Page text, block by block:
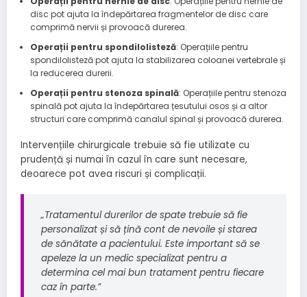
disc pot ajuta la îndepărtarea fragmentelor de disc care
comprimă nervii și provoacă durerea.
Operații pentru spondilolisteză: Operațiile pentru
spondilolisteză pot ajuta la stabilizarea coloanei vertebrale și
la reducerea durerii.
Operații pentru stenoza spinală: Operațiile pentru stenoza
spinală pot ajuta la îndepărtarea țesutului osos și a altor
structuri care comprimă canalul spinal și provoacă durerea.
Intervențiile chirurgicale trebuie să fie utilizate cu
prudență și numai în cazul în care sunt necesare,
deoarece pot avea riscuri și complicații.
„Tratamentul durerilor de spate trebuie să fie
personalizat și să țină cont de nevoile și starea
de sănătate a pacientului. Este important să se
apeleze la un medic specializat pentru a
determina cel mai bun tratament pentru fiecare
caz în parte.”